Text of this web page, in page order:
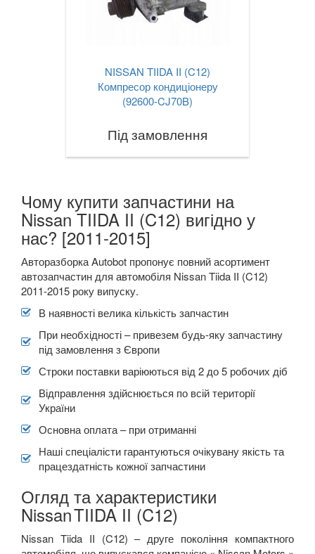
Pathfinder III (R51)
Qashqai I (J10)
Qashqai+2 (J10)
Quest III (V42)
Quest IV (RE52)
Skyline X (R34)
Skyline XI (V35)
Skyline XII (V36)
TIIDA II (C12)
Titan I (P32, TA60)
X-Trail I (T30)
X-Trail II (T31)
X-Trail III (T32)
OPEL
PEUGEOT
NISSAN TIIDA II (C12)
Компресор кондиціонеру
(92600-CJ70B)
Під замовлення
Чому купити запчастини на
Nissan TIIDA II (C12) вигідно у
нас? [2011-2015]
Авторазборка Autobot пропонує повний асортимент
автозапчастин для автомобіля Nissan Tiida II (C12)
2011-2015 року випуску.
В наявності велика кількість запчастин
При необхідності – привезем будь-яку запчастину
під замовлення з Європи
Строки поставки варіюються від 2 до 5 робочих діб
Відправлення здійснюється по всій території
України
Основна оплата – при отриманні
Наші спеціалісти гарантуються очікувану якість та
працездатність кожної запчастини
Огляд та характеристики
NissanTIIDA II (C12)
Nissan Tiida II (C12) – друге покоління компактного